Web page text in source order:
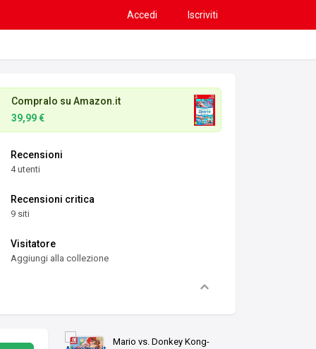
Accedi Iscriviti
Compralo su Amazon.it
39,99 €
Recensioni
4 utenti
Recensioni critica
9 siti
Visitatore
Aggiungi alla collezione
Mario vs. Donkey Kong-